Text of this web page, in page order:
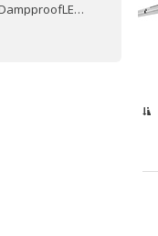
1500 46W/6500K IP65 6400lm 1500mm